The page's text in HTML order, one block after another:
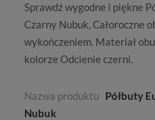
Sprawdź wygodne i piękne
Czarny Nubuk, Całoroczne
wykończeniem. Materiał
kolorze Odcienie czerni.
Nazwa produktu
Półbuty
Nubuk